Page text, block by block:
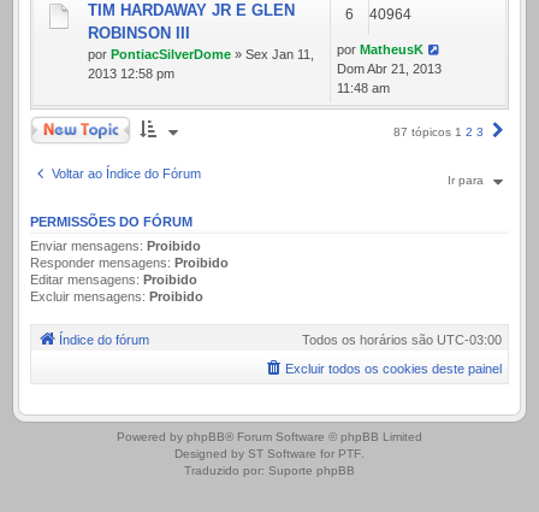
TIM HARDAWAY JR E GLEN
ROBINSON III
por PontiacSilverDome » Sex Jan 11,
2013 12:58 pm
6 40964
por MatheusK
Dom Abr 21, 2013
11:48 am
Novo Tópico
87 tópicos 1 2 3
Voltar ao Índice do Fórum Ir para
PERMISSÕES DO FÓRUM
Enviar mensagens: Proibido
Responder mensagens: Proibido
Editar mensagens: Proibido
Excluir mensagens: Proibido
Índice do fórum Todos os horários são UTC-03:00
Excluir todos os cookies deste painel
.
Powered by phpBB® Forum Software © phpBB Limited
Designed by ST Software for PTF.
Traduzido por: Suporte phpBB